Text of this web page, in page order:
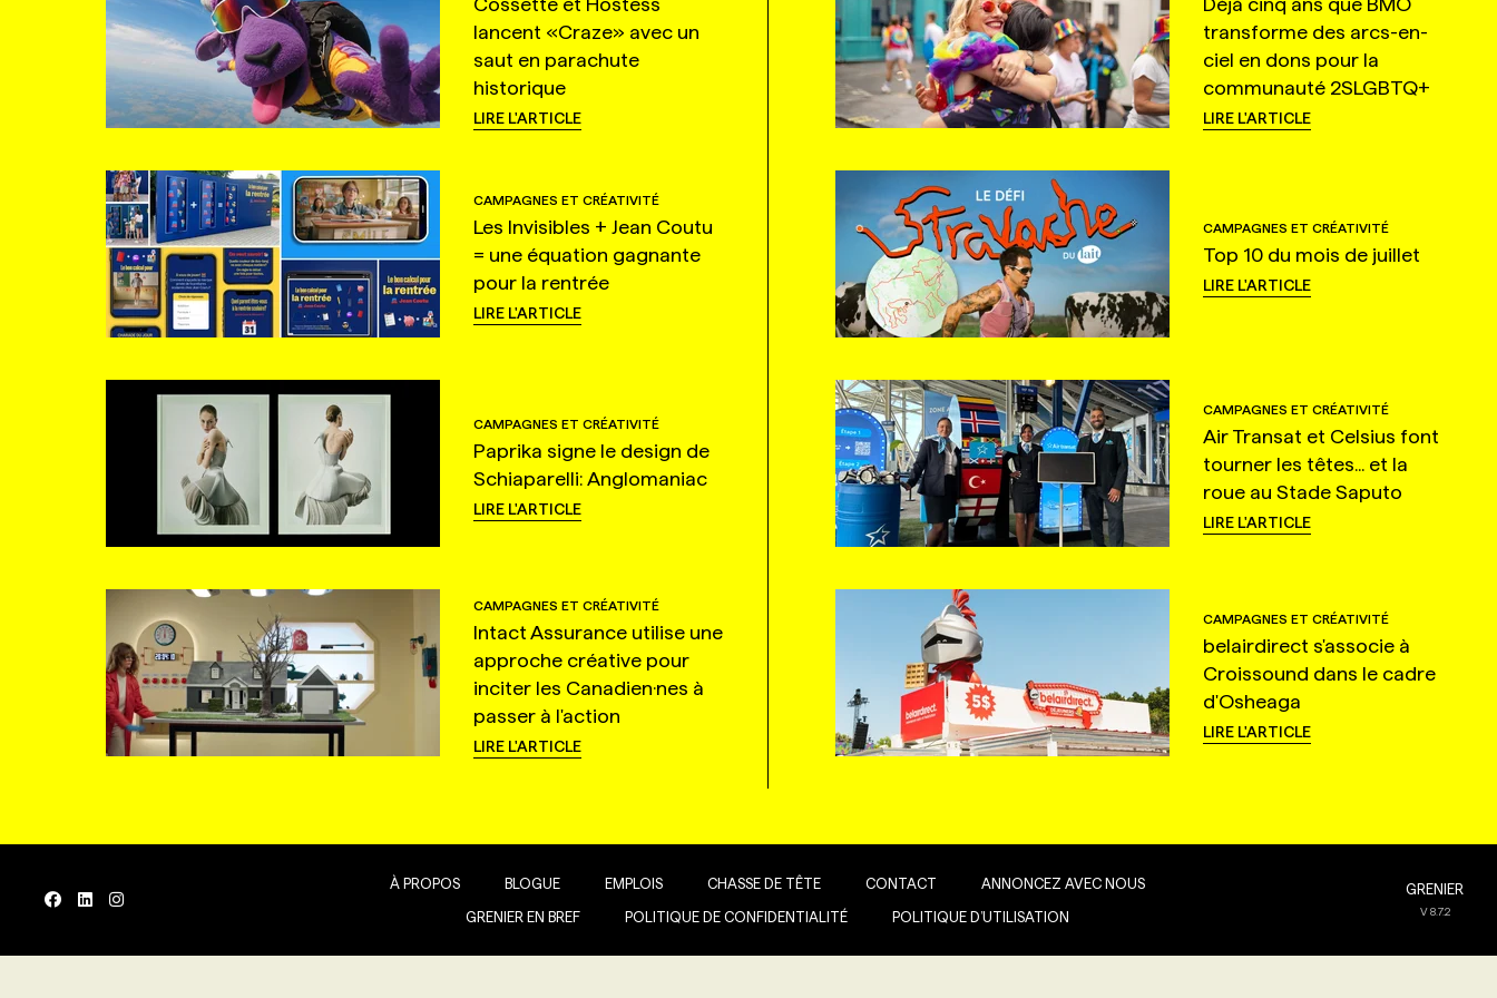
lancent «Craze» avec un
saut en parachute
historique
LIRE L'ARTICLE
transforme des arcs-en-
ciel en dons pour la
communauté 2SLGBTQ+
LIRE L'ARTICLE
CAMPAGNES ET CRÉATIVITÉ
Les Invisibles + Jean Coutu
= une équation gagnante
pour la rentrée
LIRE L'ARTICLE
CAMPAGNES ET CRÉATIVITÉ
Top 10 du mois de juillet
LIRE L'ARTICLE
CAMPAGNES ET CRÉATIVITÉ
Paprika signe le design de
Schiaparelli: Anglomaniac
LIRE L'ARTICLE
CAMPAGNES ET CRÉATIVITÉ
Air Transat et Celsius font
tourner les têtes... et la
roue au Stade Saputo
LIRE L'ARTICLE
CAMPAGNES ET CRÉATIVITÉ
Intact Assurance utilise une
approche créative pour
inciter les Canadien·nes à
passer à l'action
LIRE L'ARTICLE
CAMPAGNES ET CRÉATIVITÉ
belairdirect s'associe à
Croissound dans le cadre
d'Osheaga
LIRE L'ARTICLE
À PROPOS BLOGUE EMPLOIS CHASSE DE TÊTE CONTACT ANNONCEZ AVEC NOUS
GRENIER EN BREF POLITIQUE DE CONFIDENTIALITÉ POLITIQUE D’UTILISATION
GRENIER
V8.7.2